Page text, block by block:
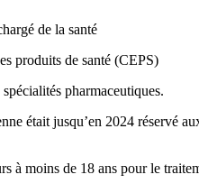
de la santé
produits de santé (CEPS)
pharmaceutiques.
était jusqu’en 2024 réservé
à moins de 18 ans pour le